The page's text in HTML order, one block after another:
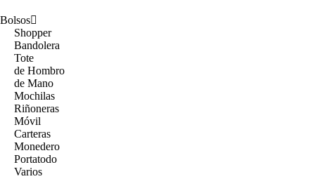
Bolsos
Shopper
Bandolera
Tote
de Hombro
de Mano
Mochilas
Riñoneras
Móvil
Carteras
Monedero
Portatodo
Varios